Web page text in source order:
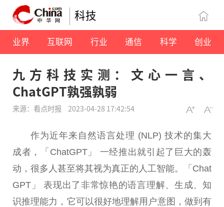
科技
业界 互联网 行业 通信 科学 创业
九方科技实测：文心一言、
ChatGPT孰强孰弱
来源：看点时报 2023-04-28 17:42:54
作为近年来自然语言处理 (NLP) 技术的集大
成者，「ChatGPT」 一经推出就引起了巨大的轰
动，很多人甚至将其视为真正的人工智能。「Chat
GPT」 表现出了非常惊艳的语言理解、生成、知
识推理能力，它可以很好地理解用户意图，做到有